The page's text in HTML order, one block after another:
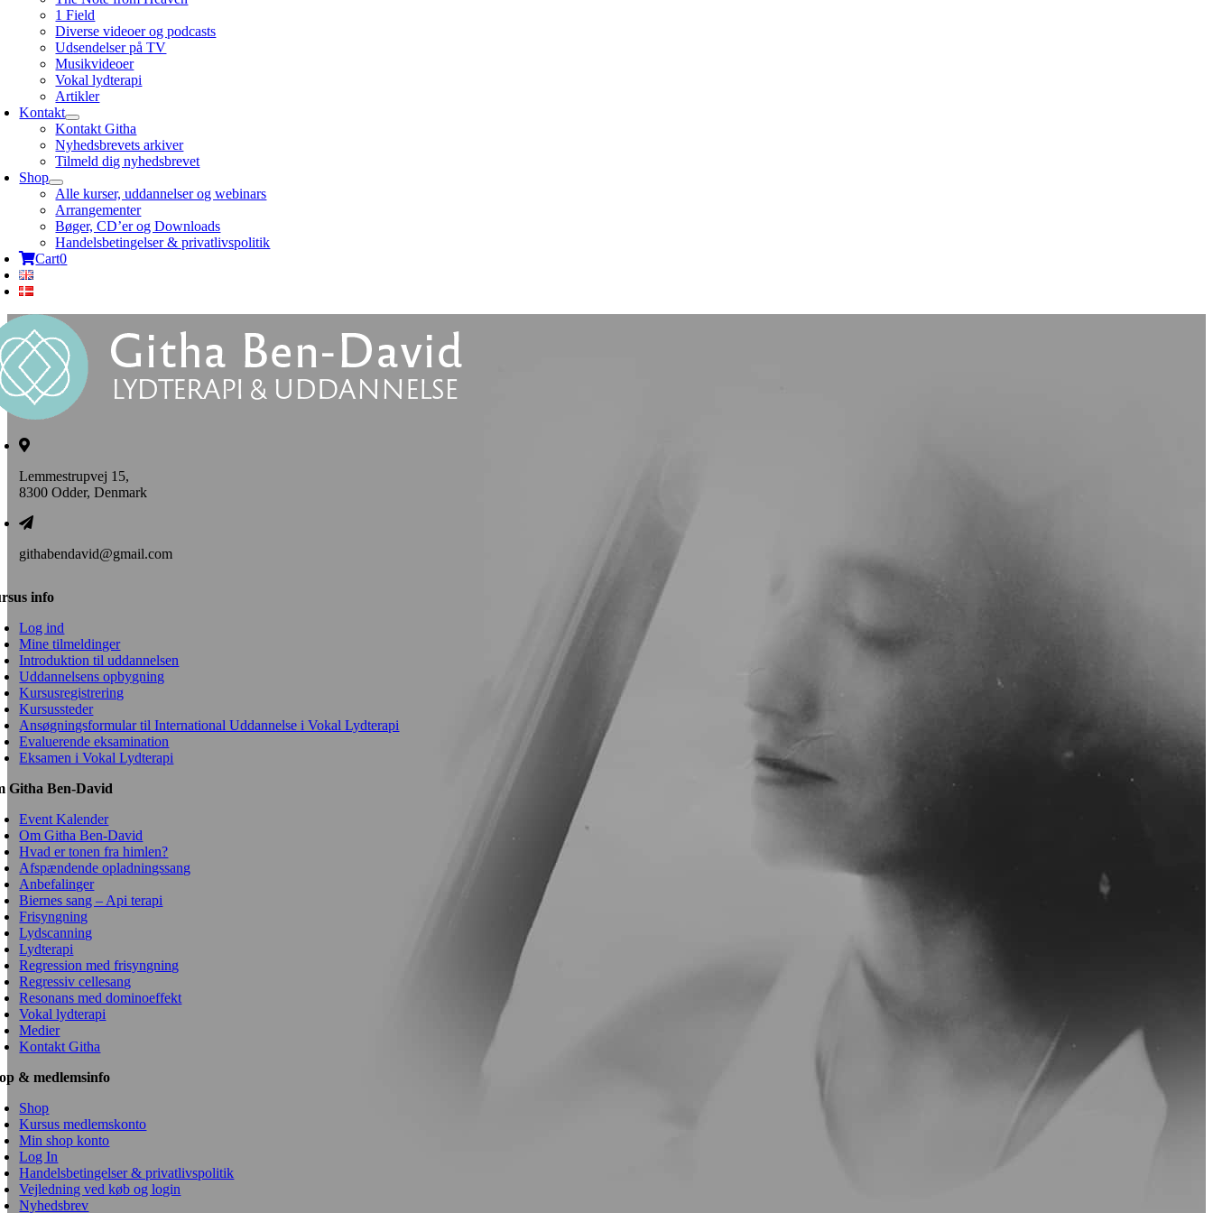
1 Field
Diverse videoer og podcasts
Udsendelser på TV
Musikvideoer
Vokal lydterapi
Artikler
Kontakt
Kontakt Githa
Nyhedsbrevets arkiver
Tilmeld dig nyhedsbrevet
Shop
Alle kurser, uddannelser og webinars
Arrangementer
Bøger, CD’er og Downloads
Handelsbetingelser & privatlivspolitik
Cart0
Lemmestrupvej 15,
8300 Odder, Denmark
githabendavid@gmail.com
info
Log ind
Mine tilmeldinger
Introduktion til uddannelsen
Uddannelsens opbygning
Kursusregistrering
Kursussteder
Ansøgningsformular til International Uddannelse i Vokal Lydterapi
Evaluerende eksamination
Eksamen i Vokal Lydterapi
Githa Ben-David
Event Kalender
Om Githa Ben-David
Hvad er tonen fra himlen?
Afspændende opladningssang
Anbefalinger
Biernes sang – Api terapi
Frisyngning
Lydscanning
Lydterapi
Regression med frisyngning
Regressiv cellesang
Resonans med dominoeffekt
Vokal lydterapi
Medier
Kontakt Githa
& medlemsinfo
Shop
Kursus medlemskonto
Min shop konto
Log In
Handelsbetingelser & privatlivspolitik
Vejledning ved køb og login
Nyhedsbrev